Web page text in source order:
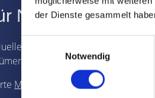
der Dienste gesammelt
Notwendig
Nürnberg
Analyse gemeinsam mit dem
Marktpreisanalyse